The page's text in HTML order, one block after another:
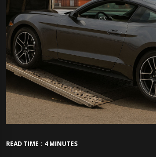
READ TIME : 4 MINUTES